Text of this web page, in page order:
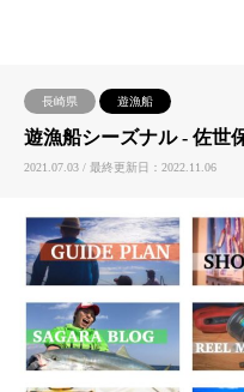
長崎県 遊漁船
遊漁船シーズナル ‐ 佐世
2021.07.03 / 最終更新日：2022.11.06